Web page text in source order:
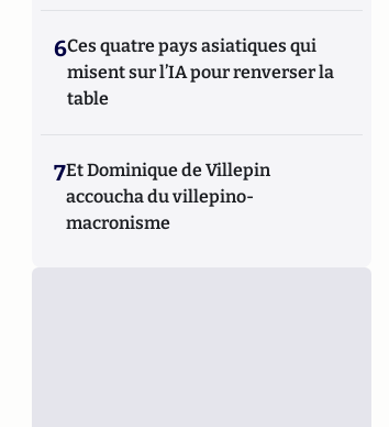
6Ces quatre pays asiatiques qui
misent sur l’IA pour renverser la
table
7Et Dominique de Villepin
accoucha du villepino-
macronisme